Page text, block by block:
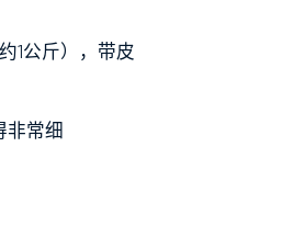
1公斤），带皮
非常细